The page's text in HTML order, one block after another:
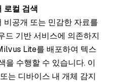
로컬 검색
비공개 또는 민감한 자료를
드 기반 서비스에 의존하지
Lite를 배포하여 텍스
을 수행할 수 있습니다. 이
는 디바이스 내 개체 감지